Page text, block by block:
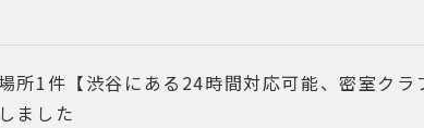
所1件【渋谷にある24時間対応可能、密室クラ
ました